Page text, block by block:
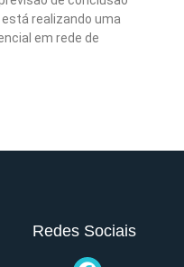
realizando uma
em rede de
Redes Sociais